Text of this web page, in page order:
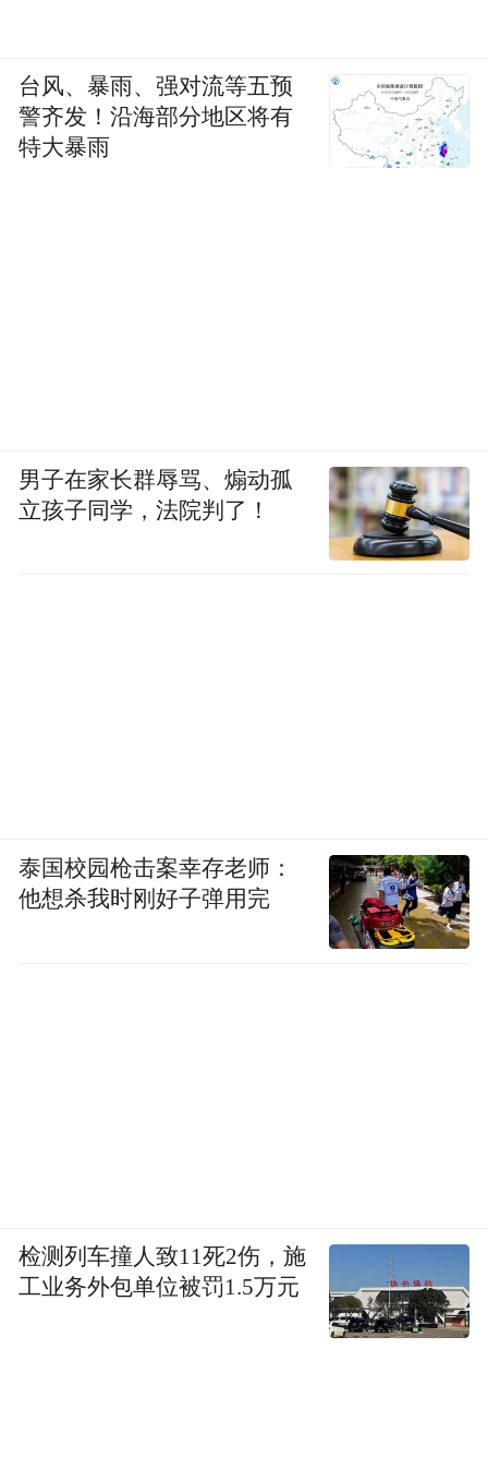
台风、暴雨、强对流等五预
警齐发！沿海部分地区将有
特大暴雨
男子在家长群辱骂、煽动孤
立孩子同学，法院判了！
泰国校园枪击案幸存老师：
他想杀我时刚好子弹用完
检测列车撞人致11死2伤，施
工业务外包单位被罚1.5万元